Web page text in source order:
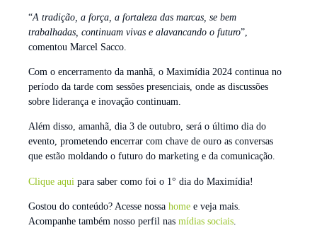
“A tradição, a força, a fortaleza das marcas, se bem
trabalhadas, continuam vivas e alavancando o futuro”,
comentou Marcel Sacco.
Com o encerramento da manhã, o Maximídia 2024 continua no
período da tarde com sessões presenciais, onde as discussões
sobre liderança e inovação continuam.
Além disso, amanhã, dia 3 de outubro, será o último dia do
evento, prometendo encerrar com chave de ouro as conversas
que estão moldando o futuro do marketing e da comunicação.
Clique aqui para saber como foi o 1° dia do Maximídia!
Gostou do conteúdo? Acesse nossa home e veja mais.
Acompanhe também nosso perfil nas mídias sociais.